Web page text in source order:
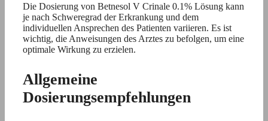
Die Dosierung von Betnesol V Crinale 0.1% Lösung kann
je nach Schweregrad der Erkrankung und dem
individuellen Ansprechen des Patienten variieren. Es ist
wichtig, die Anweisungen des Arztes zu befolgen, um eine
optimale Wirkung zu erzielen.
Allgemeine
Dosierungsempfehlungen